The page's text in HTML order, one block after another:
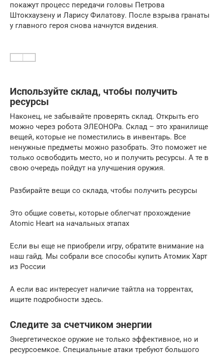
покажут процесс передачи головы Петрова
Штокхаузену и Ларису Филатову. После взрыва гранаты
у главного героя снова начнутся видения.
Используйте склад, чтобы получить
ресурсы
Наконец, не забывайте проверять склад. Открыть его
можно через робота ЭЛЕОНОРа. Склад – это хранилище
вещей, которые не поместились в инвентарь. Все
ненужные предметы можно разобрать. Это поможет не
только освободить место, но и получить ресурсы. А те в
свою очередь пойдут на улучшения оружия.
Разбирайте вещи со склада, чтобы получить ресурсы
Это общие советы, которые облегчат прохождение
Atomic Heart на начальных этапах
Если вы еще не приобрели игру, обратите внимание на
наш гайд. Мы собрали все способы купить Атомик Харт
из России
А если вас интересует наличие тайтла на торрентах,
ищите подробности здесь.
Следите за счетчиком энергии
Энергетическое оружие не только эффективное, но и
ресурсоемкое. Специальные атаки требуют большого